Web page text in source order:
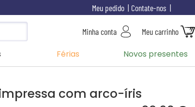
Contate-nos
Meu pedido
Minha conta Meu carrinho
Férias Novos presentes
com arco-íris